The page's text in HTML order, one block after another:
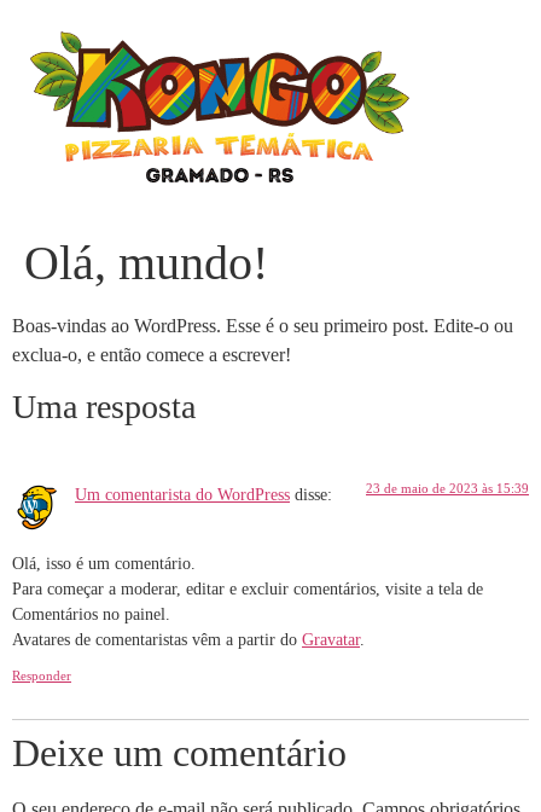
Olá, mundo!
Boas-vindas ao WordPress. Esse é o seu primeiro post. Edite-o ou
exclua-o, e então comece a escrever!
Uma resposta
Um comentarista do WordPress disse: 23 de maio de 2023 às 15:39
Olá, isso é um comentário.
Para começar a moderar, editar e excluir comentários, visite a tela de
Comentários no painel.
Avatares de comentaristas vêm a partir do Gravatar.
Responder
Deixe um comentário